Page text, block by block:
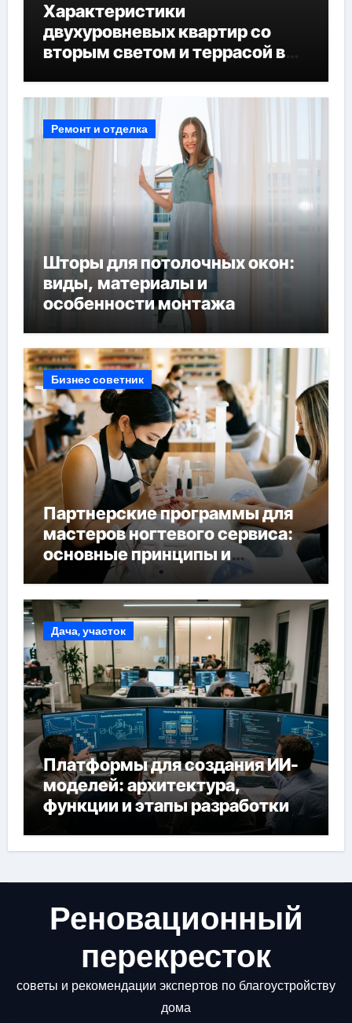
Характеристики
двухуровневых квартир со
вторым светом и террасой в
Ремонт и отделка
Шторы для потолочных окон:
виды, материалы и
особенности монтажа
Бизнес советник
Партнерские программы для
мастеров ногтевого сервиса:
основные принципы и
форматы участия
Дача, участок
Платформы для создания ИИ-
моделей: архитектура,
функции и этапы разработки
Реновационный
перекресток
советы и рекомендации экспертов по благоустройству
дома